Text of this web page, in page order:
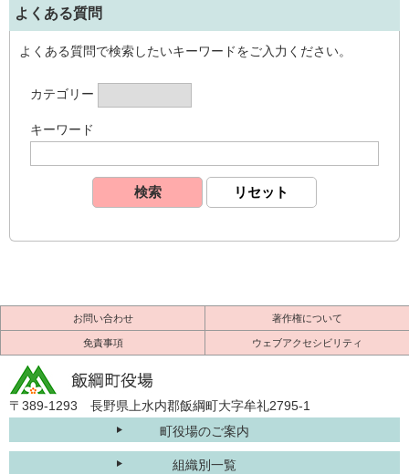
よくある質問
よくある質問で検索したいキーワードをご入力ください。
カテゴリー
キーワード
お問い合わせ 著作権について
免責事項 ウェブアクセシビリティ
〒389-1293 長野県上水内郡飯綱町大字牟礼2795-1
町役場のご案内
組織別一覧